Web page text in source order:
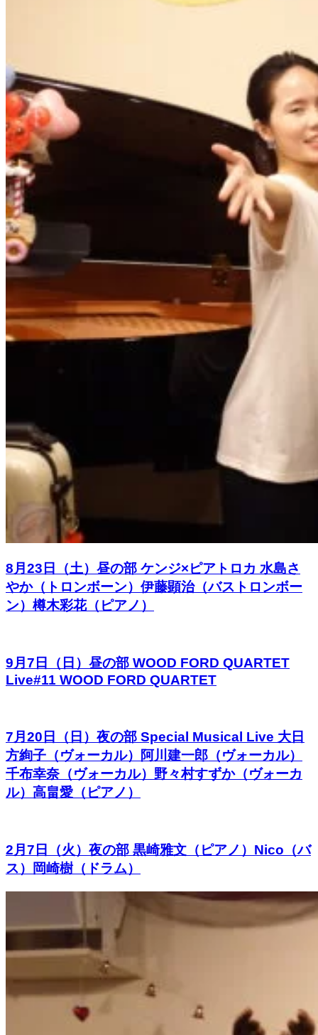
8月23日（土）昼の部 ケンジ×ピアトロカ 水島さ
やか（トロンボーン）伊藤顕治（バストロンボー
ン）樽木彩花（ピアノ）
9月7日（日）昼の部 WOOD FORD QUARTET
Live#11 WOOD FORD QUARTET
7月20日（日）夜の部 Special Musical Live 大日
方絢子（ヴォーカル）阿川建一郎（ヴォーカル）
千布幸奈（ヴォーカル）野々村すずか（ヴォーカ
ル）高畠愛（ピアノ）
2月7日（火）夜の部 黒崎雅文（ピアノ）Nico（バ
ス）岡崎樹（ドラム）